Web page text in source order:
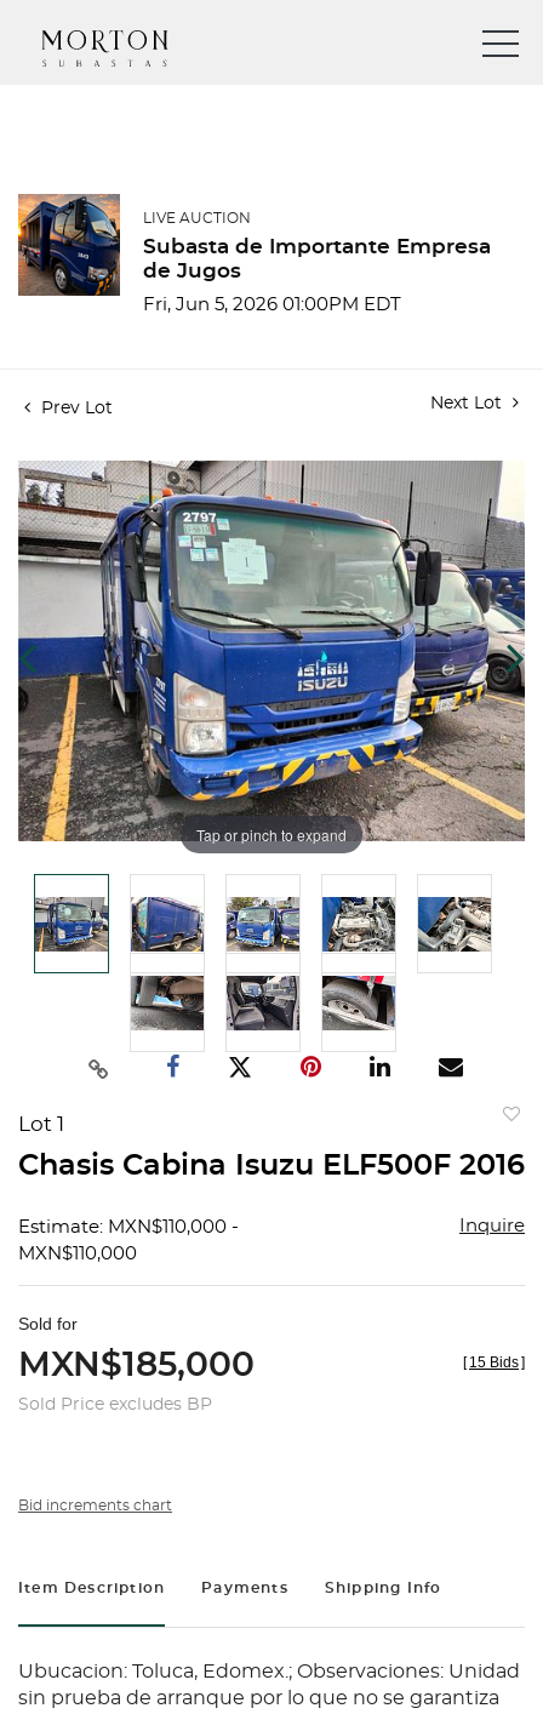
LIVE AUCTION
Subasta de Importante Empresa
de Jugos
Fri, Jun 5, 2026 01:00PM EDT
Prev Lot Next Lot
Tap or pinch to expand
Lot 1
Chasis Cabina Isuzu ELF500F 2016
Estimate: MXN$110,000 -
MXN$110,000
Inquire
Sold for
MXN$185,000
Sold Price excludes BP
[ 15 Bids]
Bid increments chart
Item Description Payments Shipping Info
Ubucacion: Toluca, Edomex.; Observaciones: Unidad
sin prueba de arranque por lo que no se garantiza